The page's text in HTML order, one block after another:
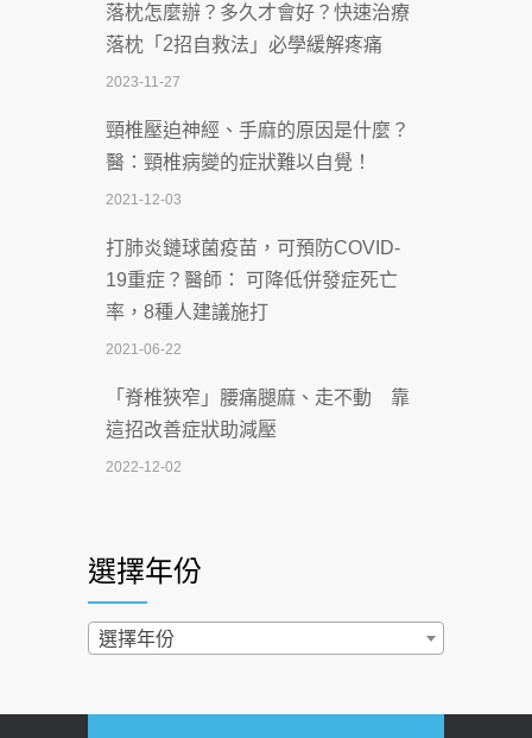
體溫飆破41度！醫連收兩例中暑病例：
致死率達8成
2026-07-07
深耕萬華55年 西園醫院回顧發展歷程與
智慧 醫療布局
2026-07-06
【115年臺北市「防癌保衛戰：健康好禮
一手刮」】 宣導
2026-07-02
2026-07-02
4連霸議員黃秋澤癌逝！食道癌為何奪命
西園醫院55周年 7／10捐血公益活動 邀
民眾熱血響應
2026-06-30
落枕怎麼辦？多久才會好？快速治療
落枕「2招自救法」必學緩解疼痛
2023-11-27
頸椎壓迫神經、手麻的原因是什麼？
醫：頸椎病變的症狀難以自覺！
2021-12-03
打肺炎鏈球菌疫苗，可預防COVID-
19重症？醫師： 可降低併發症死亡
率，8種人建議施打
2021-06-22
「脊椎狹窄」腰痛腿麻、走不動 靠
這招改善症狀助減壓
2022-12-02
2022-02-17
過量維生素D和鈣恐罹癌? 醫師釋
選擇年份
選擇年份